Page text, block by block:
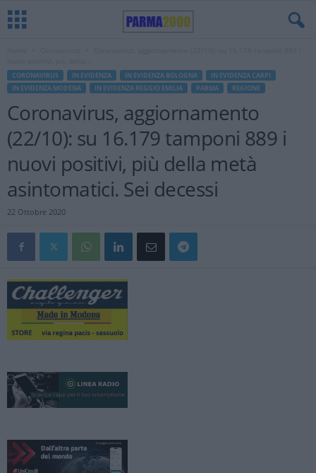
CORONAVIRUS IN EVIDENZA IN EVIDENZA BOLOGNA
IN EVIDENZA CARPI
IN EVIDENZA MODENA
IN EVIDENZA REGGIO EMILIA PARMA REGIONE
Coronavirus, aggiornamento
(22/10): su 16.179 tamponi 889 i
nuovi positivi, più della metà
asintomatici. Sei decessi
22 Ottobre 2020